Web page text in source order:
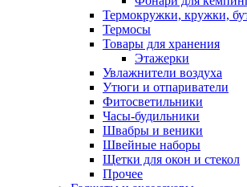
Термокружки, кружки,
Термосы
Товары для хранения
Этажерки
Увлажнители воздуха
Утюги и отпариватели
Фитосветильники
Часы-будильники
Швабры и веники
Швейные наборы
Щетки для окон и стекол
Прочее